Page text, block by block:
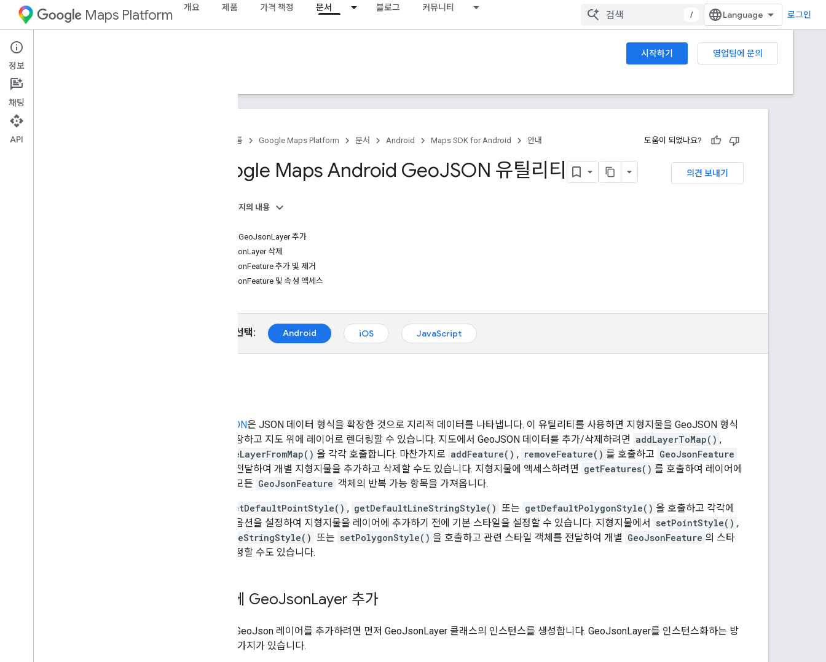
Maps Platform 개요 제품 가격 책정 문서 블로그 커뮤니티
/ 로그인
Android 시작하기
영업팀에 문의
안내
제품 Google Maps Platform 문서 Android Maps SDK for Android 안내 도움이 되었나요?
의견 보내기
Google Maps Android GeoJSON 유틸리티
이 페이지의 내용
지도에 GeoJsonLayer 추가
GeoJsonLayer 삭제
GeoJsonFeature 추가 및 제거
GeoJsonFeature 및 속성 액세스
플랫폼 선택: Android iOS JavaScript
GeoJSON은 JSON 데이터 형식을 확장한 것으로 지리적 데이터를 나타냅니다. 이 유틸리티를 사용하면 지형지물을 GeoJSON 형식
으로 저장하고 지도 위에 레이어로 렌더링할 수 있습니다. 지도에서 GeoJSON 데이터를 추가/삭제하려면 addLayerToMap() ,
removeLayerFromMap() 을 각각 호출합니다. 마찬가지로 addFeature() , removeFeature() 를 호출하고 GeoJsonFeature
객체를 전달하여 개별 지형지물을 추가하고 삭제할 수도 있습니다. 지형지물에 액세스하려면 getFeatures() 를 호출하여 레이어에
추가된 모든 GeoJsonFeature 객체의 반복 가능 항목을 가져옵니다.
getDefaultPointStyle() , getDefaultLineStringStyle() 또는 getDefaultPolygonStyle() 을 호출하고 각각에
스타일 옵션을 설정하여 지형지물을 레이어에 추가하기 전에 기본 스타일을 설정할 수 있습니다. 지형지물에서
setPointStyle() ,
setLineStringStyle() 또는 setPolygonStyle() 을 호출하고 관련 스타일 객체를 전달하여 개별 GeoJsonFeature 의 스타
일을 설정할 수도 있습니다.
지도에 GeoJsonLayer 추가
지도에 GeoJson 레이어를 추가하려면 먼저 GeoJsonLayer 클래스의 인스턴스를 생성합니다. GeoJsonLayer를 인스턴스화하는 방
법은 두 가지가 있습니다.
정보
채팅
API